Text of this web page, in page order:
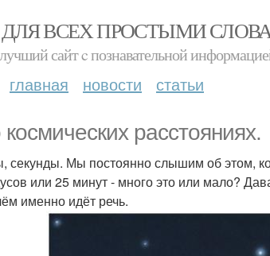
ВСЕХ ПРОСТЫМИ
сайт c познавательной
главная новости статьи
расстояниях.
секунды. Мы постоянно слышим об этом,
или 25 минут - много это или мало?
именно идёт речь.